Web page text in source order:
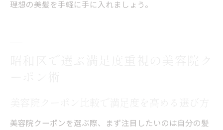
理想の美髪を手軽に手に入れましょう。
美容院クーポンを選ぶ際、まず注目したいのは自分の髪